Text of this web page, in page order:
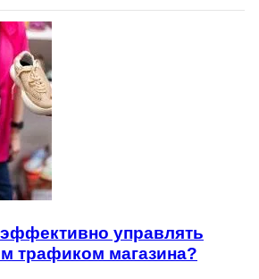
управлять
трафиком магазина?